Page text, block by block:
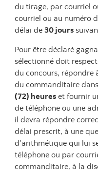
du tirage, par courriel
courriel ou au numéro
délai de 30 jours
Pour être déclaré
sélectionné doit
du concours, répondre
du commanditaire
(72) heures et fournir
de téléphone ou une
il devra répondre
délai prescrit, à une
d’arithmétique qui lui
téléphone ou par
commanditaire, à la